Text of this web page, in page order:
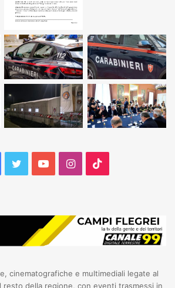
TwitterYouTubeInstagram
cinematografiche e multimediali legate al
della regione, con eventi trasmessi in